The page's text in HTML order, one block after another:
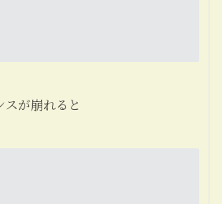
スが崩れると